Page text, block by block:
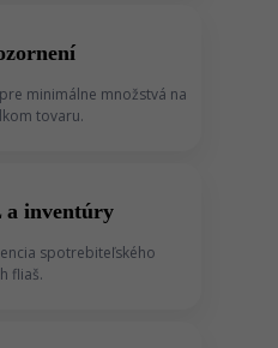
minimálne množstvá na
tovaru.
a inventúry
spotrebiteľského
fliaš.